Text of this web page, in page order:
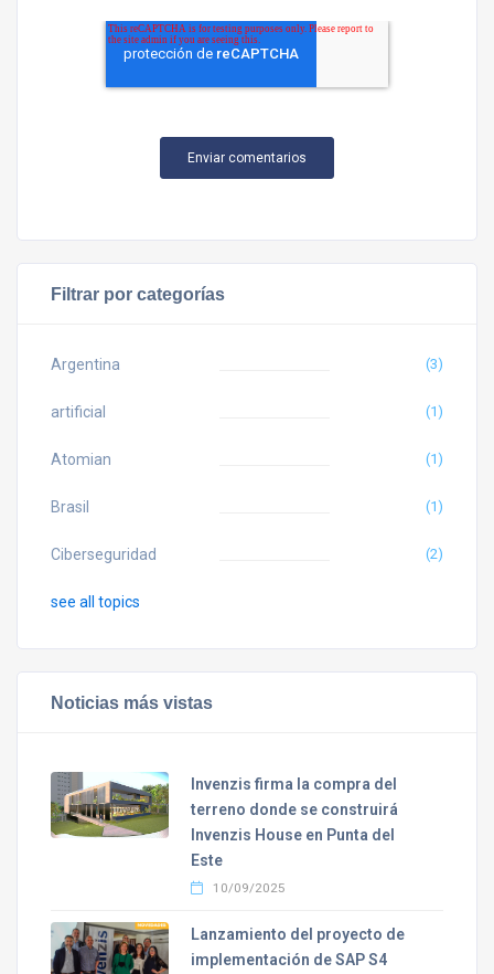
Filtrar por categorías
Argentina (3)
artificial (1)
Atomian (1)
Brasil (1)
Ciberseguridad (2)
see all topics
Noticias más vistas
Invenzis firma la compra del
terreno donde se construirá
Invenzis House en Punta del
Este
10/09/2025
Lanzamiento del proyecto de
implementación de SAP S4